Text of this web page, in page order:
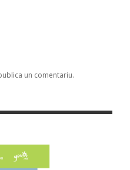
un comentariu.